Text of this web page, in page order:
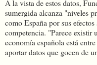
A la vista de estos datos,
sumergida alcanza "niveles
como España por sus
competencia. "Parece existir
economía española está
aportar datos que gocen de